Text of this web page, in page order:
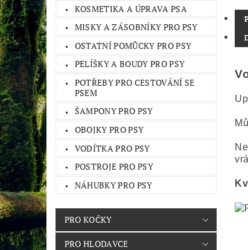
KOSMETIKA A ÚPRAVA PSA
MISKY A ZÁSOBNÍKY PRO PSY
OSTATNÍ POMŮCKY PRO PSY
PELÍŠKY A BOUDY PRO PSY
POTŘEBY PRO CESTOVÁNÍ SE
PSEM
ŠAMPONY PRO PSY
OBOJKY PRO PSY
VODÍTKA PRO PSY
POSTROJE PRO PSY
NÁHUBKY PRO PSY
PRO KOČKY
PRO HLODAVCE